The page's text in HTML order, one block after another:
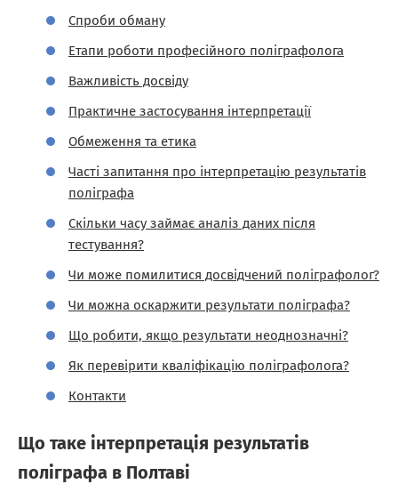
Спроби обману
Етапи роботи професійного поліграфолога
Важливість досвіду
Практичне застосування інтерпретації
Обмеження та етика
Часті запитання про інтерпретацію результатів
поліграфа
Скільки часу займає аналіз даних після
тестування?
Чи може помилитися досвідчений поліграфолог?
Чи можна оскаржити результати поліграфа?
Що робити, якщо результати неоднозначні?
Як перевірити кваліфікацію поліграфолога?
Контакти
Що таке інтерпретація результатів
поліграфа в Полтаві